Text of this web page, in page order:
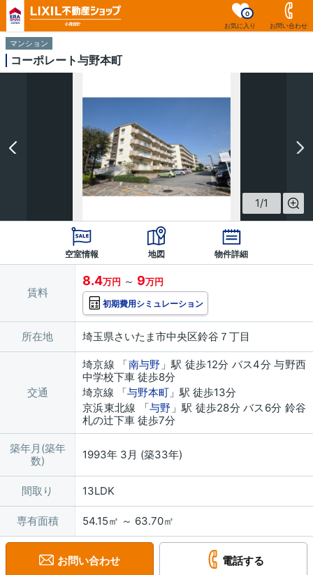
お気に入り
0
お問い合わせ
マンション
コーポレート与野本町
1/1
空室情報 地図 物件詳細
賃料
8.4万円 ～ 9万円
初期費用シミュレーション
所在地 埼玉県さいたま市中央区鈴谷７丁目
交通
埼京線 「南与野 」駅 徒歩12分 バス4分 与野西
中学校下車 徒歩8分
埼京線 「与野本町 」駅 徒歩13分
京浜東北線 「与野 」駅 徒歩28分 バス6分 鈴谷
札の辻下車 徒歩7分
築年月(築年
数)
1993年 3月 (築33年)
間取り 13LDK
専有面積 54.15㎡ ～ 63.70㎡
お問い合わせ 電話する